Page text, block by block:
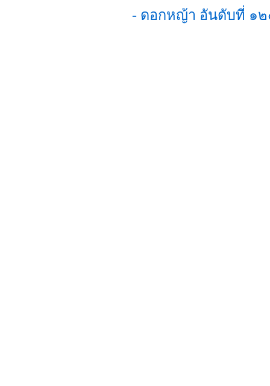
- ดอกหญ้า อันดับที่ ๑